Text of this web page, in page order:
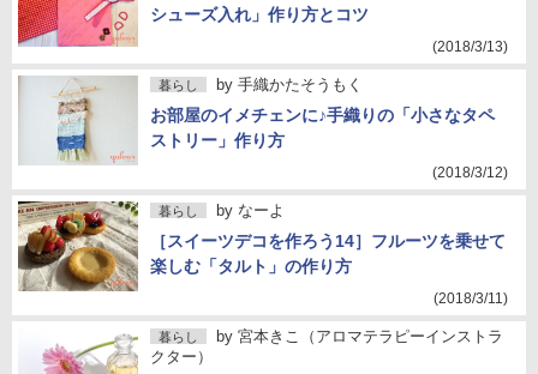
シューズ入れ」作り方とコツ
(2018/3/13)
暮らし by 手織かたそうもく
お部屋のイメチェンに♪手織りの「小さなタペ
ストリー」作り方
(2018/3/12)
暮らし by なーよ
［スイーツデコを作ろう14］フルーツを乗せて
楽しむ「タルト」の作り方
(2018/3/11)
暮らし by 宮本きこ（アロマテラピーインストラ
クター）